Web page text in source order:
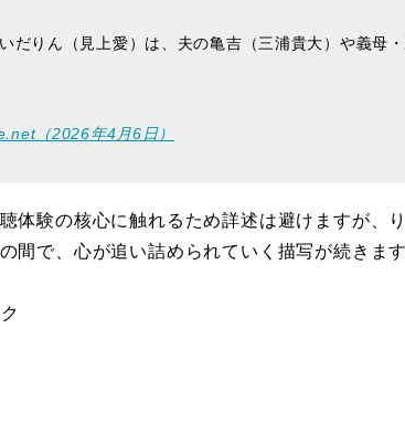
だりん（見上愛）は、夫の亀吉（三浦貴大）や義母
（2026年4月6日）
体験の核心に触れるため詳述は避けますが、
間で、心が追い詰められていく描写が続きます